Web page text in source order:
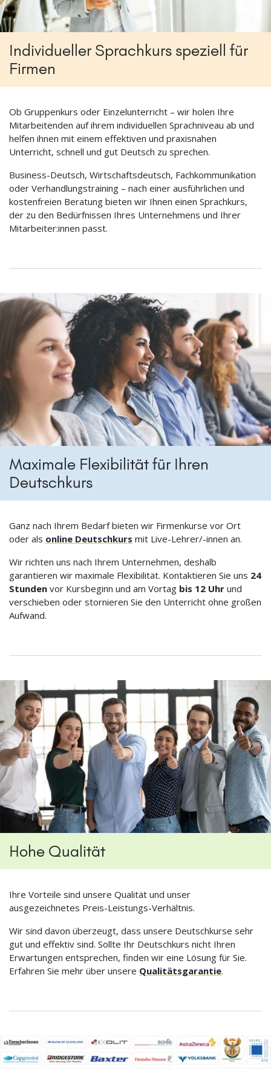
Individueller Sprachkurs speziell für
Firmen
Ob Gruppenkurs oder Einzelunterricht – wir holen Ihre
Mitarbeitenden auf ihrem individuellen Sprachniveau ab und
helfen ihnen mit einem effektiven und praxisnahen
Unterricht, schnell und gut Deutsch zu sprechen.
Business-Deutsch, Wirtschaftsdeutsch, Fachkommunikation
oder Verhandlungstraining – nach einer ausführlichen und
kostenfreien Beratung bieten wir Ihnen einen Sprachkurs,
der zu den Bedürfnissen Ihres Unternehmens und Ihrer
Mitarbeiter:innen passt.
Maximale Flexibilität für Ihren
Deutschkurs
Ganz nach Ihrem Bedarf bieten wir Firmenkurse vor Ort
oder als online Deutschkurs mit Live-Lehrer/-innen an.
Wir richten uns nach Ihrem Unternehmen, deshalb
garantieren wir maximale Flexibilität. Kontaktieren Sie uns 24
Stunden vor Kursbeginn und am Vortag bis 12 Uhr und
verschieben oder stornieren Sie den Unterricht ohne großen
Aufwand.
Hohe Qualität
Ihre Vorteile sind unsere Qualität und unser
ausgezeichnetes Preis-Leistungs-Verhältnis.
Wir sind davon überzeugt, dass unsere Deutschkurse sehr
gut und effektiv sind. Sollte Ihr Deutschkurs nicht Ihren
Erwartungen entsprechen, finden wir eine Lösung für Sie.
Erfahren Sie mehr über unsere Qualitätsgarantie.